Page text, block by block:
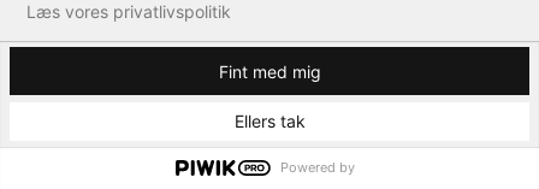
Fint med mig
Ellers tak
Læs vores privatlivspolitik
Powered by